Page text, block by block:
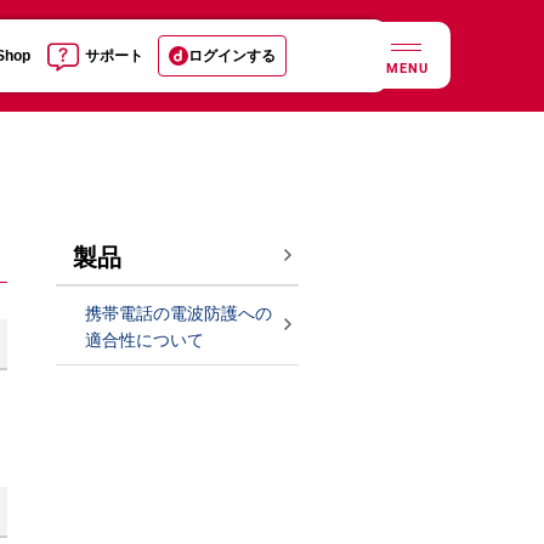
サポート ログインする
MENU
製品
携帯電話の電波防護への
適合性について